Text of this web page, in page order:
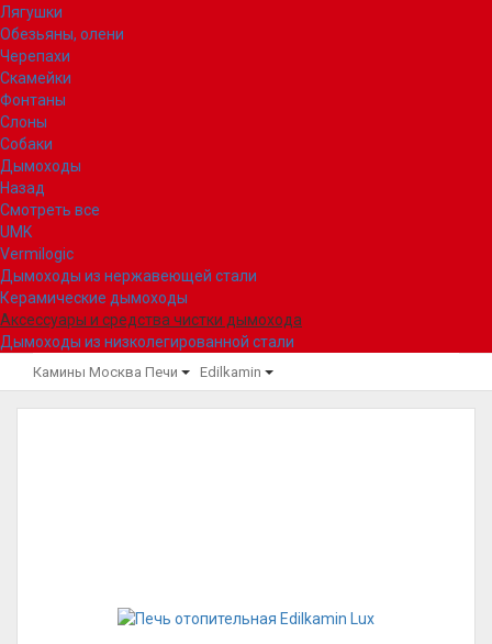
Лягушки
Обезьяны, олени
Черепахи
Скамейки
Фонтаны
Слоны
Собаки
Дымоходы
Назад
Смотреть все
UMK
Vermilogic
Дымоходы из нержавеющей стали
Керамические дымоходы
Аксессуары и средства чистки дымохода
Дымоходы из низколегированной стали
Камины Москва Печи Edilkamin